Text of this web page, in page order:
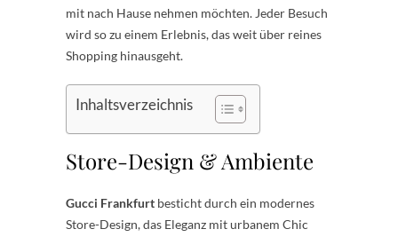
mit nach Hause nehmen möchten. Jeder Besuch
wird so zu einem Erlebnis, das weit über reines
Shopping hinausgeht.
Inhaltsverzeichnis
Store-Design & Ambiente
Gucci Frankfurt besticht durch ein modernes
Store-Design, das Eleganz mit urbanem Chic